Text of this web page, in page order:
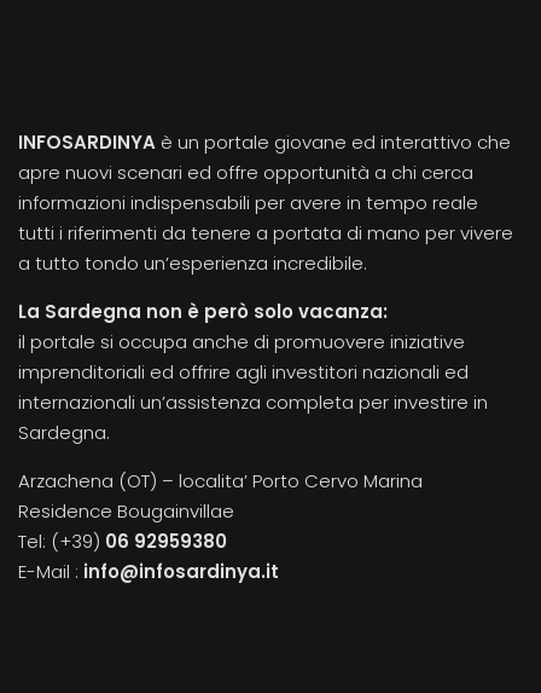
INFOSARDINYA è un portale giovane ed interattivo che
apre nuovi scenari ed offre opportunità a chi cerca
informazioni indispensabili per avere in tempo reale
tutti i riferimenti da tenere a portata di mano per vivere
a tutto tondo un’esperienza incredibile.
La Sardegna non è però solo vacanza:
il portale si occupa anche di promuovere iniziative
imprenditoriali ed offrire agli investitori nazionali ed
internazionali un’assistenza completa per investire in
Sardegna.
Arzachena (OT) – localita’ Porto Cervo Marina
Residence Bougainvillae
Tel: (+39) 06 92959380
E-Mail : info@infosardinya.it